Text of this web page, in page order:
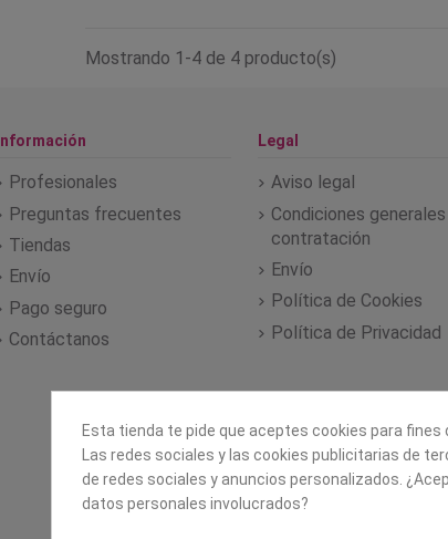
Mostrando 1-4 de 4 producto(s)
Información
Profesionales
Preguntas frecuentes
Tiendas
Envío
Pago seguro
Contáctanos
Legal
Aviso legal
Condiciones
contratación
Envío
Política de Cookies
Política de Privacidad
Esta tienda te pide que aceptes cookies para
Las redes sociales y las cookies publicitarias de
de redes sociales y anuncios personalizados.
datos personales involucrados?